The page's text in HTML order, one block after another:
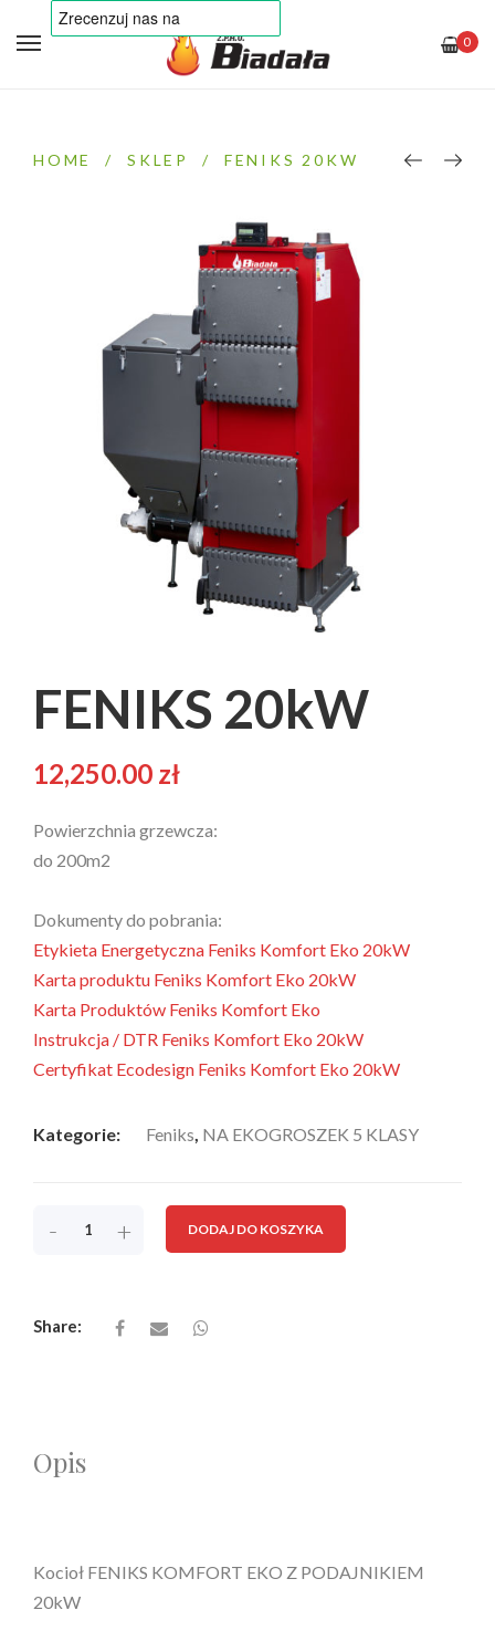
0
HOME / SKLEP / FENIKS 20KW
FENIKS 20kW
12,250.00 zł
Powierzchnia grzewcza:
do 200m2
Dokumenty do pobrania:
Etykieta Energetyczna Feniks Komfort Eko 20kW
Karta produktu Feniks Komfort Eko 20kW
Karta Produktów Feniks Komfort Eko
Instrukcja / DTR Feniks Komfort Eko 20kW
Certyfikat Ecodesign Feniks Komfort Eko 20kW
Kategorie: Feniks, NA EKOGROSZEK 5 KLASY
- + DODAJ DO KOSZYKA
Share:
Opis
Kocioł FENIKS KOMFORT EKO Z PODAJNIKIEM
20kW